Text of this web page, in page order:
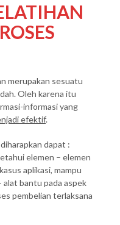
merupakan sesuatu
Oleh karena itu
informasi yang
efektif.
dapat :
elemen – elemen
aplikasi, mampu
alat bantu pada aspek
pembelian terlaksana